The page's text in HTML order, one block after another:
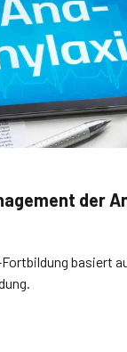
der
Fortbildung basiert